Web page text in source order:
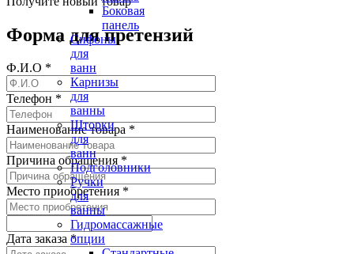
Боковая
панель
Сифоны
для
ванн
Карнизы
для
ванны
Шторки
для
ванн
Подголовники
Ручки
для
ванны
Гидромассажные
опции
Форма для претензий
Ф.И.О *
Телефон *
Наименование товара *
Причина обращения *
Место приобретения *
Дата заказа *